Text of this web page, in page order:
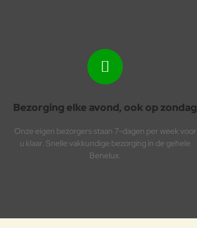
Bezorging elke avond, ook op zondag
Onze eigen bezorgers staan 7-dagen per week voor
u klaar. Snelle vakkundige bezorging in de gehele
Benelux.